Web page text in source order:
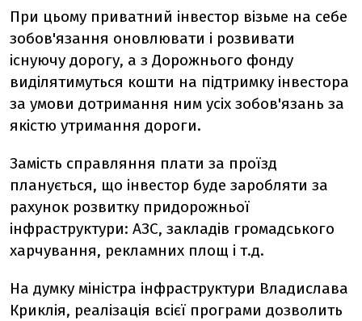
При цьому приватний інвестор візьме на себе
зобов'язання оновлювати і розвивати
існуючу дорогу, а з Дорожнього фонду
виділятимуться кошти на підтримку інвестора
за умови дотримання ним усіх зобов'язань за
якістю утримання дороги.
Замість справляння плати за проїзд
планується, що інвестор буде заробляти за
рахунок розвитку придорожньої
інфраструктури: АЗС, закладів громадського
харчування, рекламних площ і т.д.
На думку міністра інфраструктури Владислава
Криклія, реалізація всієї програми дозволить